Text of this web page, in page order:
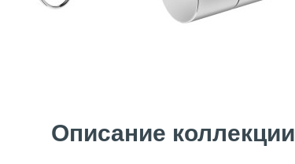
Описание коллекции